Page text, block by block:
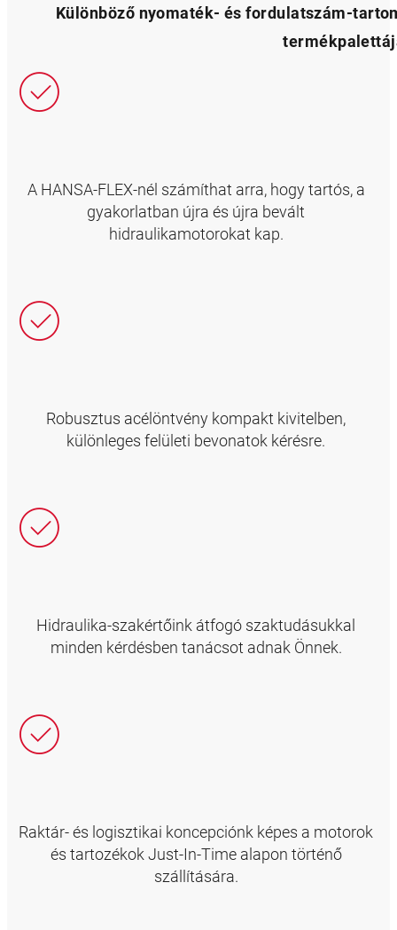
Különböző nyomaték- és fordulatszám-
A HANSA-FLEX-nél számíthat arra, hogy tartós, a
gyakorlatban újra és újra bevált
hidraulikamotorokat kap.
Robusztus acélöntvény kompakt kivitelben,
különleges felületi bevonatok kérésre.
Hidraulika-szakértőink átfogó szaktudásukkal
minden kérdésben tanácsot adnak Önnek.
Raktár- és logisztikai koncepciónk képes a motorok
és tartozékok Just-In-Time alapon történő
szállítására.